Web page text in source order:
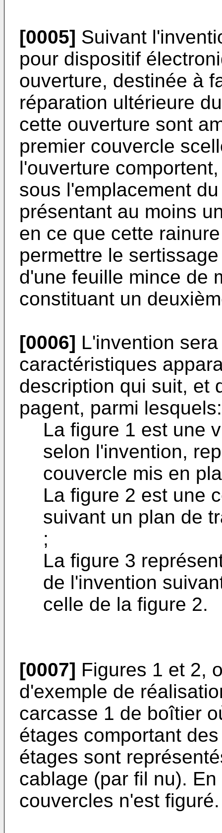
[0005] Suivant
pour dispositif
ouverture, destinée à
réparation ultérieure
cette ouverture sont
premier couvercle
l'ouverture
sous l'emplacement
présentant au moins
en ce que cette
permettre le
d'une feuille mince de
constituant un
[0006] L'invention
caractéristiques
description qui suit, et
pagent, parmi lesquels:
La figure 1 est une
selon l'invention,
couvercle mis en
La figure 2 est une
suivant un plan de
;
La figure 3
de l'invention
celle de la figure 2.
[0007] Figures 1 et 2,
d'exemple de
carcasse 1 de boîtier
étages comportant
étages sont
cablage (par fil nu).
couvercles n'est figuré.